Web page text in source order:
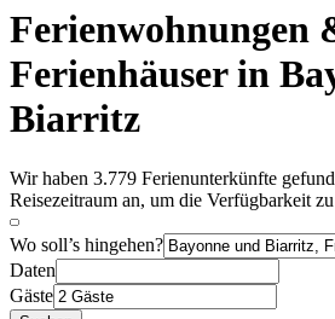
Ferienwohnungen
Ferienhäuser in
Biarritz
Wir haben 3.779 Ferienunterkünfte
Reisezeitraum an, um die Verfügbarkeit
Wo soll’s hingehen?
Daten
Gäste